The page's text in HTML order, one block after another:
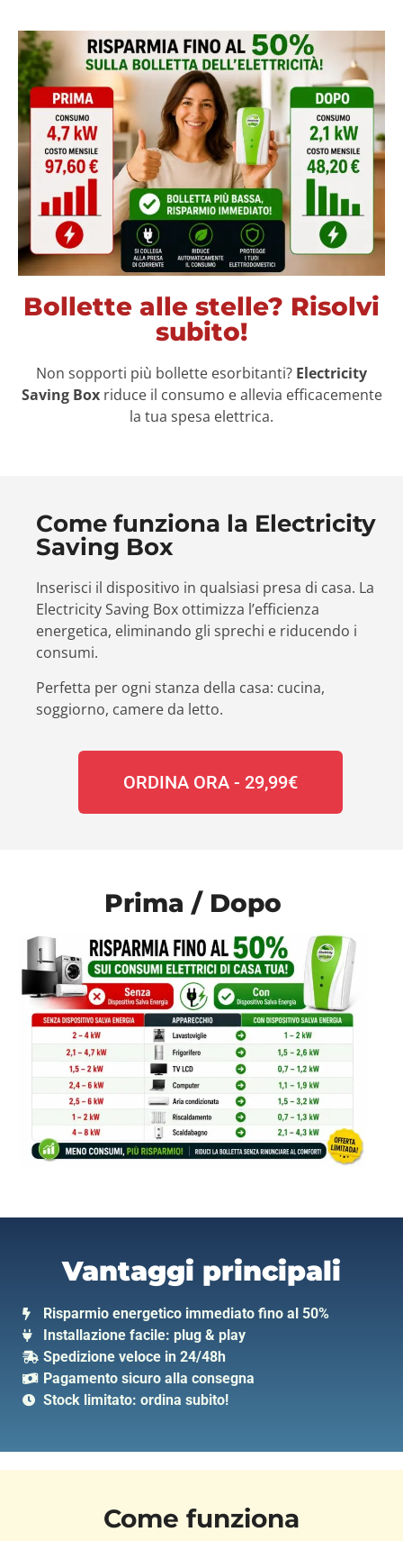
Bollette alle stelle? Risolvi
subito!
Non sopporti più bollette esorbitanti? Electricity
Saving Boxriduce il consumo e allevia efficacemente
la tua spesa elettrica.
Come funziona la Electricity
Saving Box
Inserisci il dispositivo in qualsiasi presa di casa. La
Electricity Saving Box ottimizza l’efficienza
energetica, eliminando gli sprechi e riducendo i
consumi.
Perfetta per ogni stanza della casa: cucina,
soggiorno, camere da letto.
ORDINA ORA - 29,99€
Prima / Dopo
Vantaggi principali
Risparmio energetico immediato fino al 50%
Installazione facile: plug & play
Spedizione veloce in 24/48h
Pagamento sicuro alla consegna
Stock limitato: ordina subito!
Come funziona